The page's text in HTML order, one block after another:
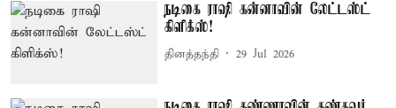
நடிகை ராஷி கன்னாவின் லேட்டஸ்ட்
கிளிக்ஸ்!
தினத்தந்தி 29 Jul 2026